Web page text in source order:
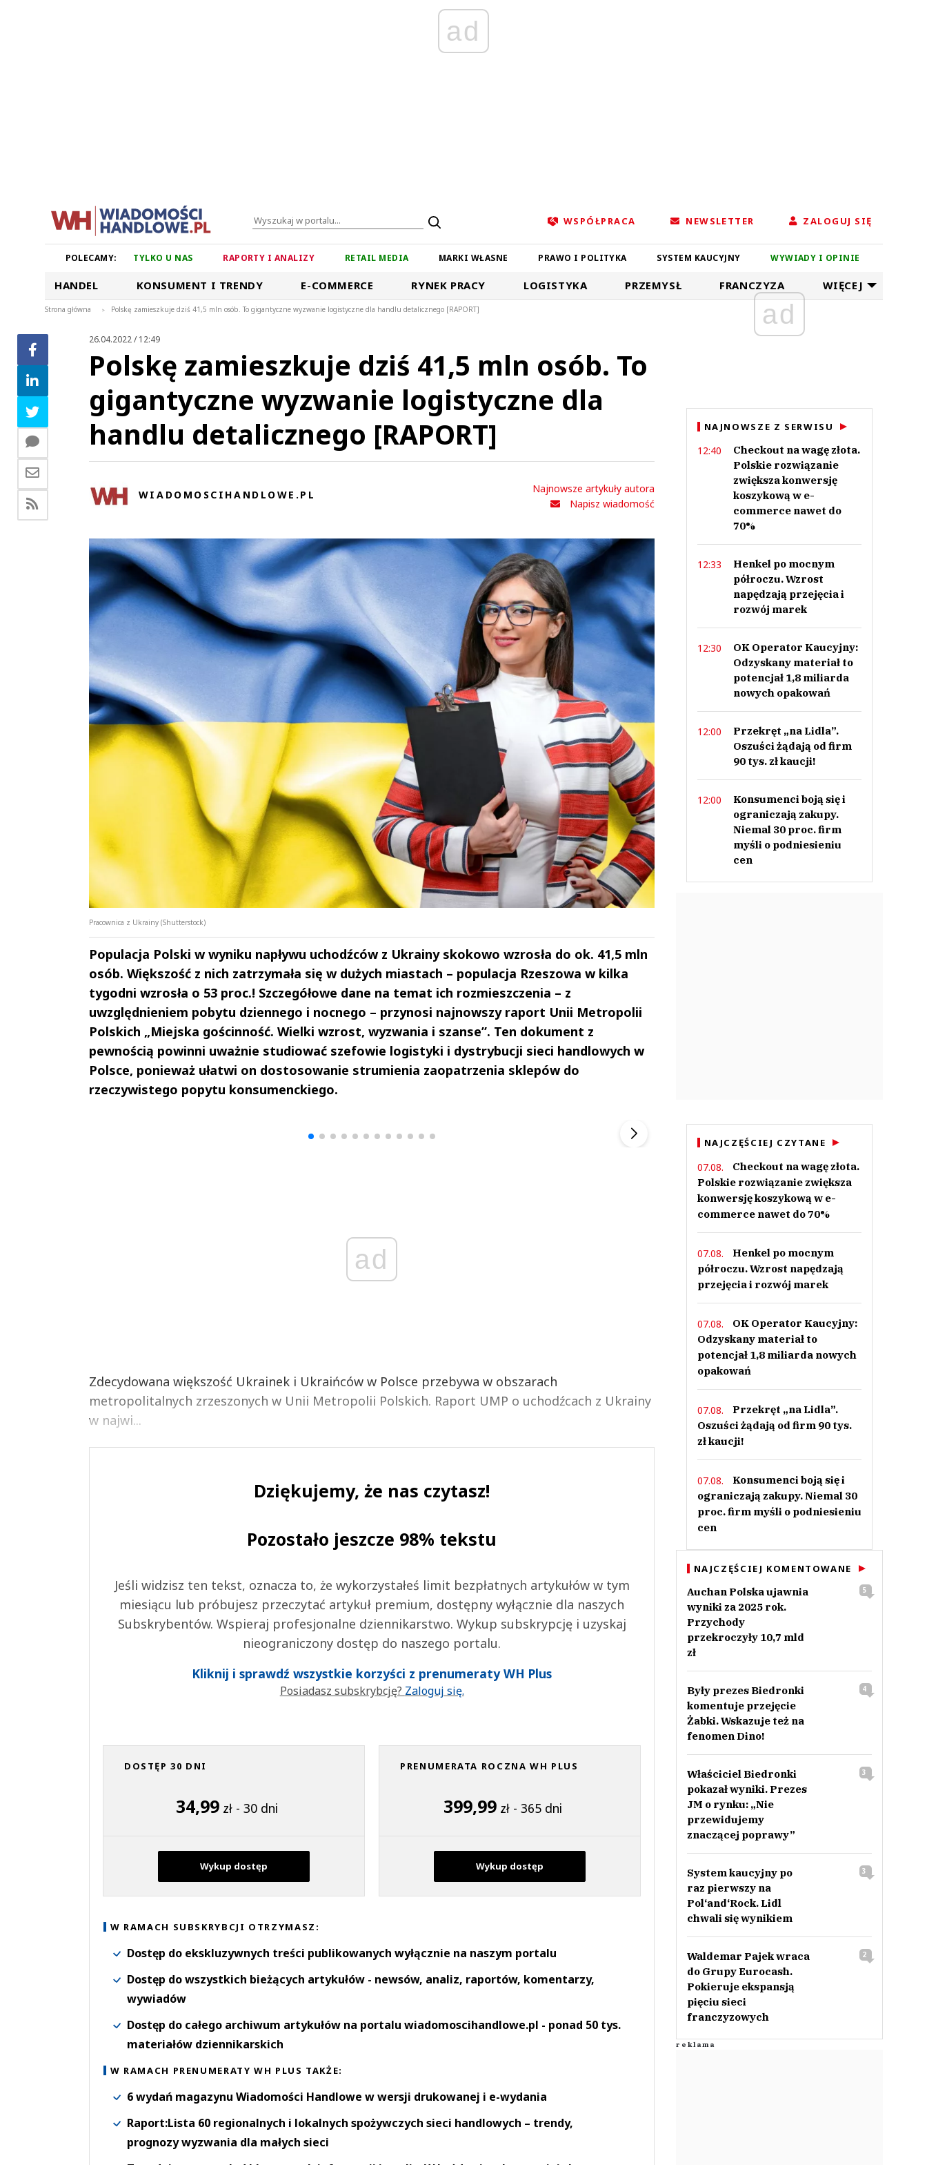
ad
WSPÓŁPRACA NEWSLETTER ZALOGUJ SIĘ
POLECAMY: TYLKO U NAS RAPORTY I ANALIZY RETAIL MEDIA MARKI WŁASNE PRAWO I POLITYKA SYSTEM KAUCYJNY WYWIADY I OPINIE
HANDEL KONSUMENT I TRENDY E-COMMERCE RYNEK PRACY LOGISTYKA PRZEMYSŁ FRANCZYZA WIĘCEJ
Strona główna > Polskę zamieszkuje dziś 41,5 mln osób. To gigantyczne wyzwanie logistyczne dla handlu detalicznego [RAPORT]
26.04.2022 / 12:49
Polskę zamieszkuje dziś 41,5 mln osób. To
gigantyczne wyzwanie logistyczne dla
handlu detalicznego [RAPORT]
WIADOMOSCIHANDLOWE.PL
Najnowsze artykuły autora
Napisz wiadomość
Pracownica z Ukrainy (Shutterstock)
Populacja Polski w wyniku napływu uchodźców z Ukrainy skokowo wzrosła do ok. 41,5 mln
osób. Większość z nich zatrzymała się w dużych miastach – populacja Rzeszowa w kilka
tygodni wzrosła o 53 proc.! Szczegółowe dane na temat ich rozmieszczenia – z
uwzględnieniem pobytu dziennego i nocnego – przynosi najnowszy raport Unii Metropolii
Polskich „Miejska gościnność. Wielki wzrost, wyzwania i szanse”. Ten dokument z
pewnością powinni uważnie studiować szefowie logistyki i dystrybucji sieci handlowych w
Polsce, ponieważ ułatwi on dostosowanie strumienia zaopatrzenia sklepów do
rzeczywistego popytu konsumenckiego.
ad
Zdecydowana większość Ukrainek i Ukraińców w Polsce przebywa w obszarach
metropolitalnych zrzeszonych w Unii Metropolii Polskich. Raport UMP o uchodźcach z Ukrainy
w najwi...
Dziękujemy, że nas czytasz!
Pozostało jeszcze 98% tekstu
Jeśli widzisz ten tekst, oznacza to, że wykorzystałeś limit bezpłatnych artykułów w tym
miesiącu lub próbujesz przeczytać artykuł premium, dostępny wyłącznie dla naszych
Subskrybentów. Wspieraj profesjonalne dziennikarstwo. Wykup subskrypcję i uzyskaj
nieograniczony dostęp do naszego portalu.
Kliknij i sprawdź wszystkie korzyści z prenumeraty WH Plus
Posiadasz subskrybcję? Zaloguj się.
DOSTĘP 30 DNI
34,99 zł - 30 dni
Wykup dostęp
PRENUMERATA ROCZNA WH PLUS
399,99 zł - 365 dni
Wykup dostęp
W RAMACH SUBSKRYBCJI OTRZYMASZ:
Dostęp do ekskluzywnych treści publikowanych wyłącznie na naszym portalu
Dostęp do wszystkich bieżących artykułów - newsów, analiz, raportów, komentarzy,
wywiadów
Dostęp do całego archiwum artykułów na portalu wiadomoscihandlowe.pl - ponad 50 tys.
materiałów dziennikarskich
W RAMACH PRENUMERATY WH PLUS TAKŻE:
6 wydań magazynu Wiadomości Handlowe w wersji drukowanej i e-wydania
Raport:Lista 60 regionalnych i lokalnych spożywczych sieci handlowych – trendy,
prognozy wyzwania dla małych sieci
Andrzej i Marta
Marta i Andrzej
▶
ad
NAJNOWSZE Z SERWISU
12:40
Checkout na wagę złota.
Polskie rozwiązanie
zwiększa konwersję
koszykową w e-
commerce nawet do
70%
12:33
Henkel po mocnym
półroczu. Wzrost
napędzają przejęcia i
rozwój marek
12:30
OK Operator Kaucyjny:
Odzyskany materiał to
potencjał 1,8 miliarda
nowych opakowań
12:00
Przekręt „na Lidla”.
Oszuści żądają od firm
90 tys. zł kaucji!
12:00
Konsumenci boją się i
ograniczają zakupy.
Niemal 30 proc. firm
myśli o podniesieniu
cen
NAJCZĘŚCIEJ CZYTANE
07.08.
Checkout na wagę złota.
Polskie rozwiązanie zwiększa
konwersję koszykową w e-
commerce nawet do 70%
07.08.
Henkel po mocnym
półroczu. Wzrost napędzają
przejęcia i rozwój marek
07.08.
OK Operator Kaucyjny:
Odzyskany materiał to
potencjał 1,8 miliarda nowych
opakowań
07.08.
Przekręt „na Lidla”.
Oszuści żądają od firm 90 tys.
zł kaucji!
07.08.
Konsumenci boją się i
ograniczają zakupy. Niemal 30
proc. firm myśli o podniesieniu
cen
NAJCZĘŚCIEJ KOMENTOWANE
Auchan Polska ujawnia
wyniki za 2025 rok.
Przychody
przekroczyły 10,7 mld
zł
5
Były prezes Biedronki
komentuje przejęcie
Żabki. Wskazuje też na
fenomen Dino!
4
Właściciel Biedronki
pokazał wyniki. Prezes
JM o rynku: „Nie
przewidujemy
znaczącej poprawy”
3
System kaucyjny po
raz pierwszy na
Pol‘and‘Rock. Lidl
chwali się wynikiem
3
Waldemar Pajek wraca
do Grupy Eurocash.
Pokieruje ekspansją
pięciu sieci
franczyzowych
2